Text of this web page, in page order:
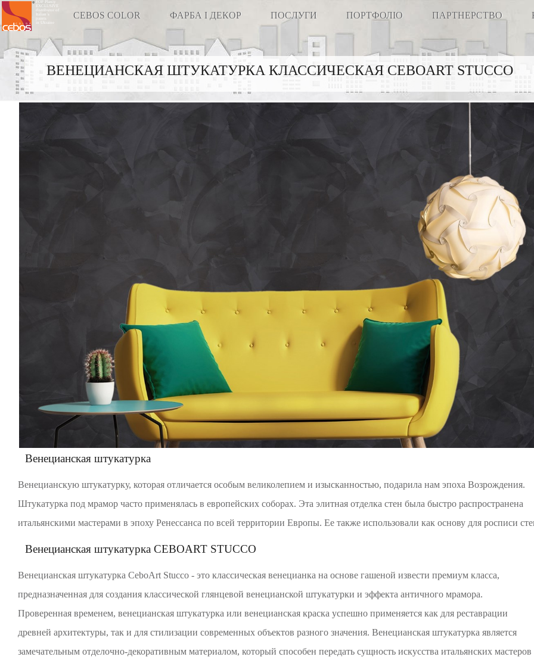
FOP Plaxiy
EXCLUSIVE
distributor of
Italian`s
paints
in Ukraine
CEBOS COLOR ФАРБА І ДЕКОР ПОСЛУГИ ПОРТФОЛІО ПАРТНЕРСТВО
ВЕНЕЦИАНСКАЯ ШТУКАТУРКА КЛАССИЧЕСКАЯ CEBOART STUCCO
Венецианская штукатурка
Венецианскую штукатурку, которая отличается особым великолепием и изысканностью, подарила нам эпоха Возрождения.
Штукатурка под мрамор часто применялась в европейских соборах. Эта элитная отделка стен была быстро распространена
итальянскими мастерами в эпоху Ренессанса по всей территории Европы. Ее также использовали как основу для росписи
Венецианская штукатурка CEBOART STUCCO
Венецианская штукатурка CeboArt Stucco - это классическая венецианка на основе гашеной извести премиум класса,
предназначенная для создания классической глянцевой венецианской штукатурки и эффекта античного мрамора.
Проверенная временем, венецианская штукатурка или венецианская краска успешно применяется как для реставрации
древней архитектуры, так и для стилизации современных объектов разного значения. Венецианская штукатурка является
замечательным отделочно-декоративным материалом, который способен передать сущность искусства итальянских мастеров